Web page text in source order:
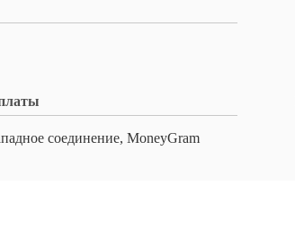
соединение, MoneyGram